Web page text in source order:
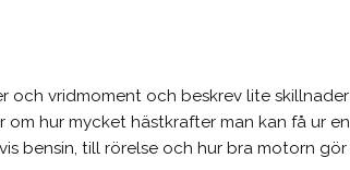
och vridmoment och beskrev lite
om hur mycket hästkrafter man kan få ur
bensin, till rörelse och hur bra motorn